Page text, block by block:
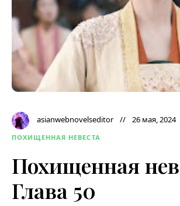
asianwebnovelseditor 26 мая, 2024
ПОХИЩЕННАЯ НЕВЕСТА
Похищенная
Глава 50